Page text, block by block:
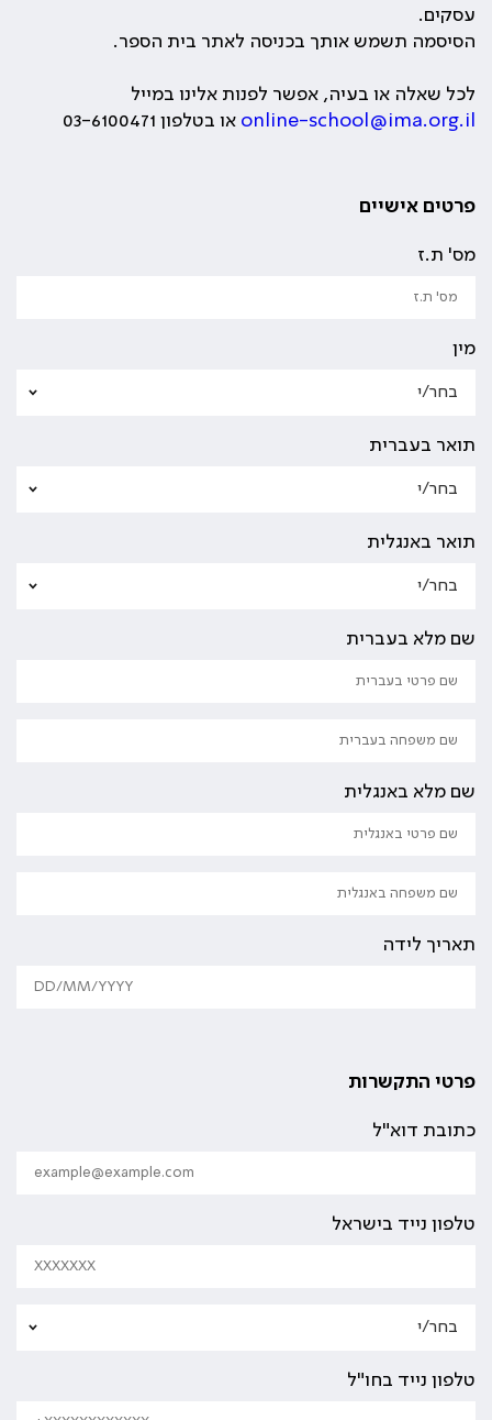
עסקים.
הסיסמה תשמש אותך בכניסה לאתר בית הספר.
לכל שאלה או בעיה, אפשר לפנות אלינו במייל
online-school@ima.org.il או בטלפון 03-6100471
פרטים אישיים
מס' ת.ז
מין
תואר בעברית
תואר באנגלית
שם מלא בעברית
שם מלא באנגלית
תאריך לידה
פרטי התקשרות
כתובת דוא"ל
טלפון נייד בישראל
טלפון נייד בחו"ל